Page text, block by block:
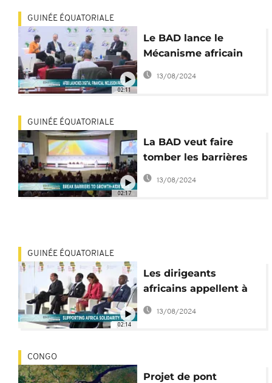
02:11
GUINÉE ÉQUATORIALE
Le BAD lance le
Mécanisme africain
d'inclusion financière
13/08/2024
02:17
GUINÉE ÉQUATORIALE
La BAD veut faire
tomber les barrières
en Afrique
13/08/2024
02:14
GUINÉE ÉQUATORIALE
Les dirigeants
africains appellent à
soutenir le Fonds de
solidarité africaine
13/08/2024
CONGO
Projet de pont